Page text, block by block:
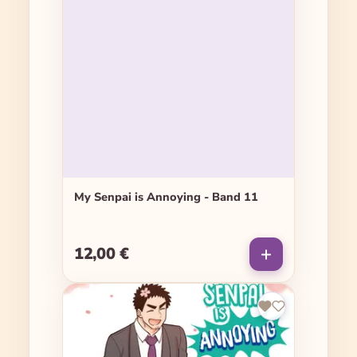
My Senpai is Annoying - Band 11
Regulärer Preis:
12,00 €